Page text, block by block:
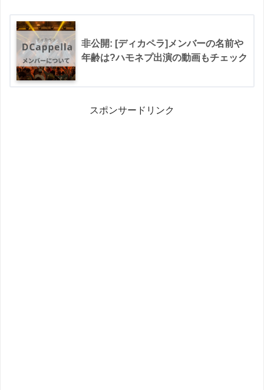
非公開: [ディカペラ]メンバーの名前や
年齢は?ハモネプ出演の動画もチェック
スポンサードリンク